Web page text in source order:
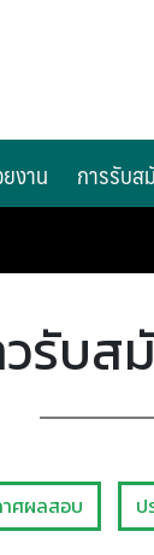
งาน การรับส
รับส
าศผลสอบ ป